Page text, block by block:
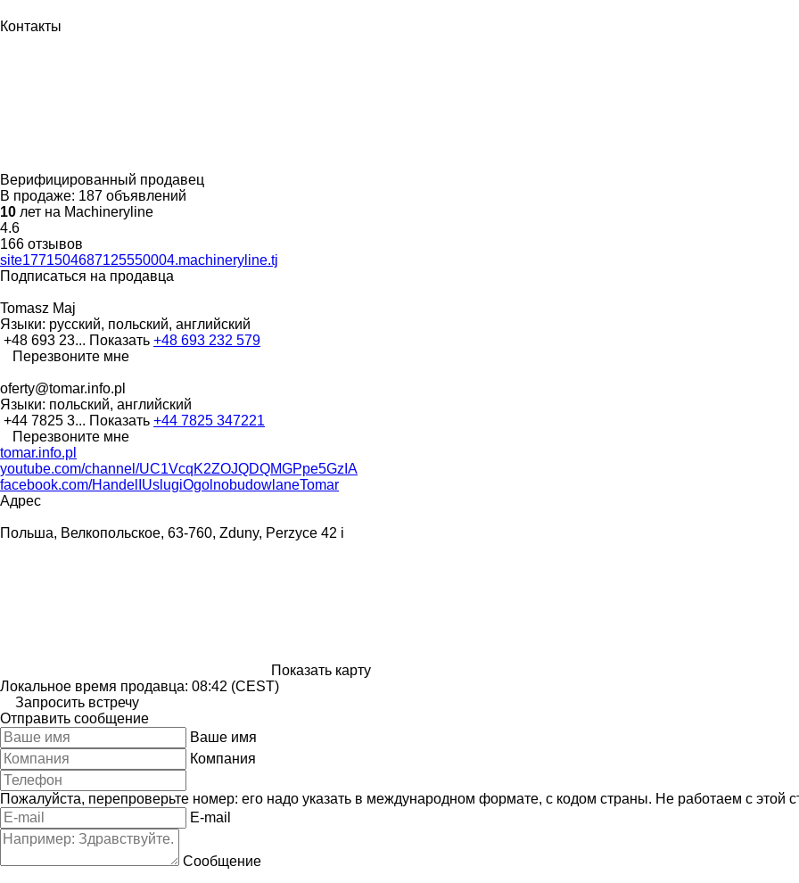
Контакты
Верифицированный продавец
В продаже: 187 объявлений
10 лет на Machineryline
4.6
166 отзывов
site1771504687125550004.machineryline.tj
Подписаться на продавца
Tomasz Maj
Языки: русский, польский, английский
+48 693 23... Показать +48 693 232 579
Перезвоните мне
oferty@tomar.info.pl
Языки: польский, английский
+44 7825 3... Показать +44 7825 347221
Перезвоните мне
tomar.info.pl
youtube.com/channel/UC1VcqK2ZOJQDQMGPpe5GzIA
facebook.com/HandelIUslugiOgolnobudowlaneTomar
Адрес
Польша, Велкопольское, 63-760, Zduny, Perzyce 42 i
Показать карту
Локальное время продавца: 08:42 (CEST)
Запросить встречу
Отправить сообщение
Ваше имя
Компания
Пожалуйста, перепроверьте номер: его надо указать в международном формате, с кодом страны. Не работаем с этой
E-mail
Сообщение